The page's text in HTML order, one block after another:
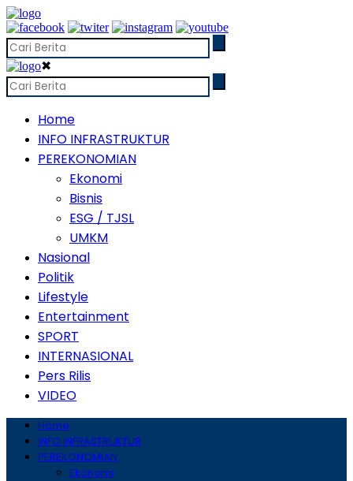
✖
Home
INFO INFRASTRUKTUR
PEREKONOMIAN
Ekonomi
Bisnis
ESG / TJSL
UMKM
Nasional
Politik
Lifestyle
Entertainment
SPORT
INTERNASIONAL
Pers Rilis
VIDEO
Home
INFO INFRASTRUKTUR
PEREKONOMIAN
Ekonomi